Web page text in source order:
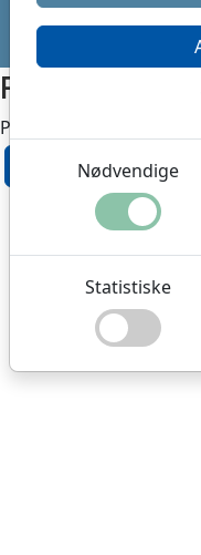
Nødvendige
Statistiske
Copyright system:
Fejl
Produkt er ikke